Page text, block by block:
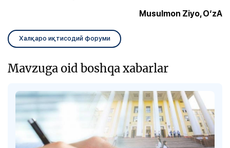
Musulmon Ziyo, O‘zA
Халқаро иқтисодий форуми
Mavzuga oid boshqa xabarlar